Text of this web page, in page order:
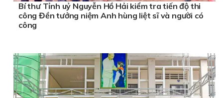
Bí thư Tỉnh uỷ Nguyễn Hồ Hải kiểm tra tiến độ thi
công Đền tưởng niệm Anh hùng liệt sĩ và người có
công